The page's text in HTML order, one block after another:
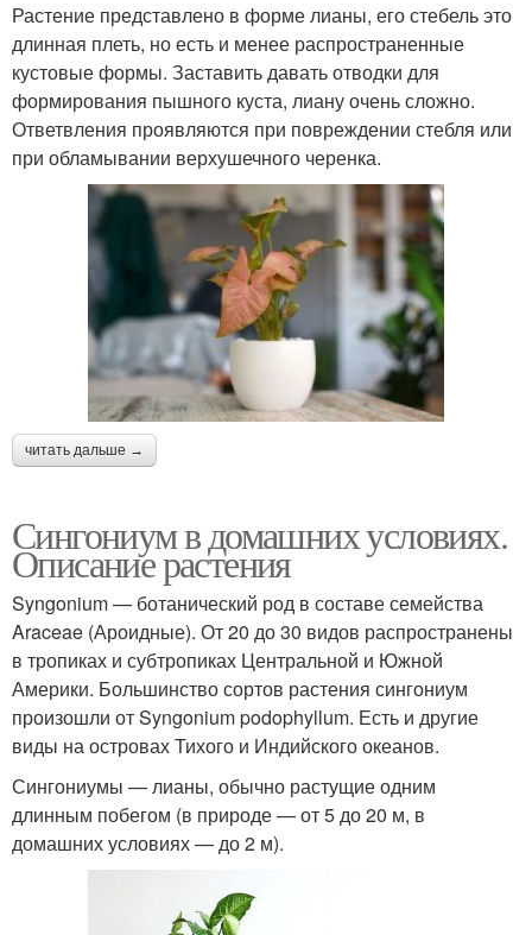
Растение представлено в форме лианы, его стебель это
длинная плеть, но есть и менее распространенные
кустовые формы. Заставить давать отводки для
формирования пышного куста, лиану очень сложно.
Ответвления проявляются при повреждении стебля или
при обламывании верхушечного черенка.
читать дальше →
Сингониум в домашних условиях.
Описание растения
Syngonium — ботанический род в составе семейства
Araceae (Ароидные). От 20 до 30 видов распространены
в тропиках и субтропиках Центральной и Южной
Америки. Большинство сортов растения сингониум
произошли от Syngonium podophyllum. Есть и другие
виды на островах Тихого и Индийского океанов.
Сингониумы — лианы, обычно растущие одним
длинным побегом (в природе — от 5 до 20 м, в
домашних условиях — до 2 м).